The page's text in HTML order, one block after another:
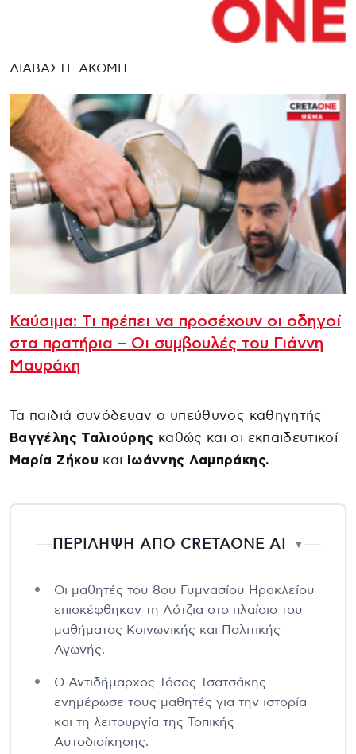
ΔΙΑΒΑΣΤΕ ΑΚΟΜΗ
Καύσιμα: Τι πρέπει να προσέχουν οι οδηγοί
στα πρατήρια – Οι συμβουλές του Γιάννη
Μαυράκη
Τα παιδιά συνόδευαν ο υπεύθυνος καθηγητής
Βαγγέλης Ταλιούρης καθώς και οι εκπαιδευτικοί
Μαρία Ζήκου και Ιωάννης Λαμπράκης.
ΠΕΡΙΛΗΨΗ ΑΠΟ CRETAONE AI ▼
Οι μαθητές του 8ου Γυμνασίου Ηρακλείου
επισκέφθηκαν τη Λότζια στο πλαίσιο του
μαθήματος Κοινωνικής και Πολιτικής
Αγωγής.
Ο Αντιδήμαρχος Τάσος Τσατσάκης
ενημέρωσε τους μαθητές για την ιστορία
και τη λειτουργία της Τοπικής
Αυτοδιοίκησης.